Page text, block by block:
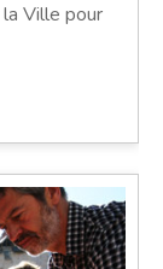
Ville pour